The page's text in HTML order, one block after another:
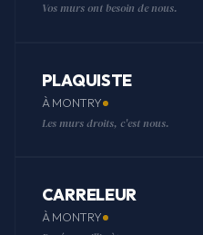
Vos murs ont besoin de nous.
PLAQUISTE
À MONTRY
Les murs droits, c'est nous.
CARRELEUR
À MONTRY